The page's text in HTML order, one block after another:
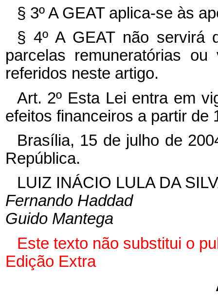
§ 3ºA GEAT aplica-se às
§ 4º A GEAT não servirá
parcelas remuneratórias
referidos neste artigo.
Art. 2º Esta Lei entra em
efeitos financeiros a partir de
Brasília, 15 de julho de
República.
LUIZ INÁCIO LULA DA
Fernando Haddad
Guido Mantega
Este texto não substitui o
Edição Extra